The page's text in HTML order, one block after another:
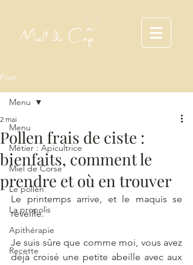
Miel du Cap
Post
Menu
Métier : Apicultrice
Miel de Corse
Le pollen
La propolis
Apithérapie
Recette
Menu
Pollen frais de ciste :
bienfaits, comment le
prendre et où en trouver
2 mai
Le printemps arrive, et le maquis se
réveille.
Je suis sûre que comme moi, vous avez
déjà croisé une petite abeille avec aux